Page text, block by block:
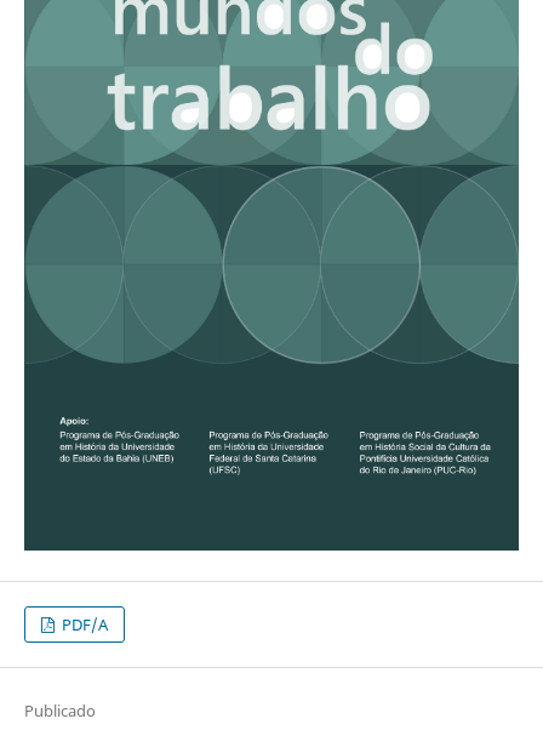
PDF/A
Publicado